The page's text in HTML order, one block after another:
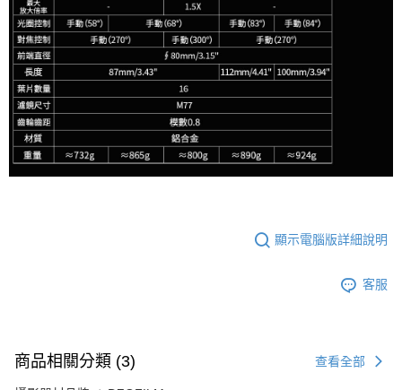
顯示電腦版詳細說明
客服
商品相關分類 (3) 查看全部